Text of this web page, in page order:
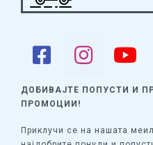
ДОБИВАЈТЕ ПОПУСТИ И
ПРОМОЦИИ!
Приклучи се на нашата